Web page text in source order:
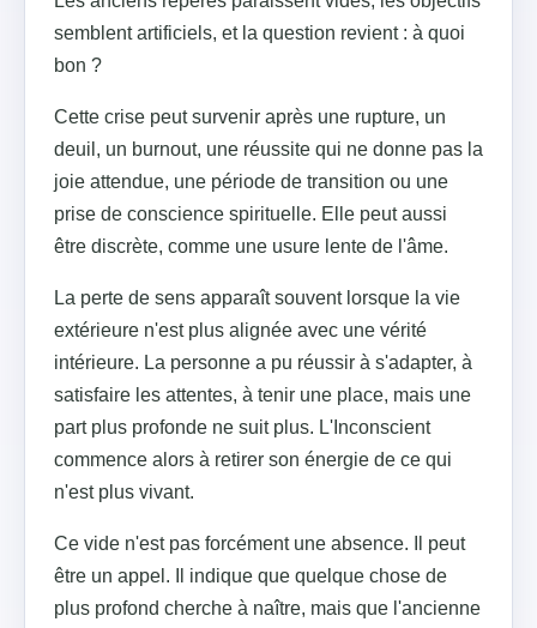
semblent artificiels, et la question revient : à quoi
bon ?
Cette crise peut survenir après une rupture, un
deuil, un burnout, une réussite qui ne donne pas la
joie attendue, une période de transition ou une
prise de conscience spirituelle. Elle peut aussi
être discrète, comme une usure lente de l'âme.
La perte de sens apparaît souvent lorsque la vie
extérieure n'est plus alignée avec une vérité
intérieure. La personne a pu réussir à s'adapter, à
satisfaire les attentes, à tenir une place, mais une
part plus profonde ne suit plus. L'Inconscient
commence alors à retirer son énergie de ce qui
n'est plus vivant.
Ce vide n'est pas forcément une absence. Il peut
être un appel. Il indique que quelque chose de
plus profond cherche à naître, mais que l'ancienne